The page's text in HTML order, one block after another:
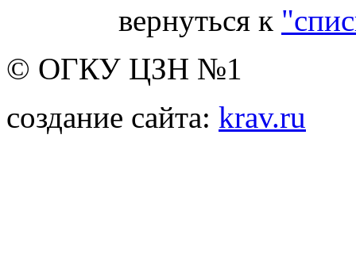
вернуться к
© ОГКУ ЦЗН №1
создание сайта: krav.ru